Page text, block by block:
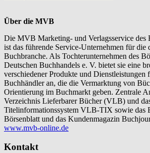
Über die MVB
Die MVB Marketing- und Verlagsservice des
ist das führende Service-Unternehmen für die
Buchbranche. Als Tochterunternehmen des
Deutschen Buchhandels e. V. bietet sie eine
verschiedener Produkte und Dienstleistungen
Buchhändler an, die die Vermarktung von
Orientierung im Buchmarkt geben. Zentrale
Verzeichnis Lieferbarer Bücher (VLB) und
Titelinformationssystem VLB-TIX sowie das
Börsenblatt und das Kundenmagazin
www.mvb-online.de
Kontakt